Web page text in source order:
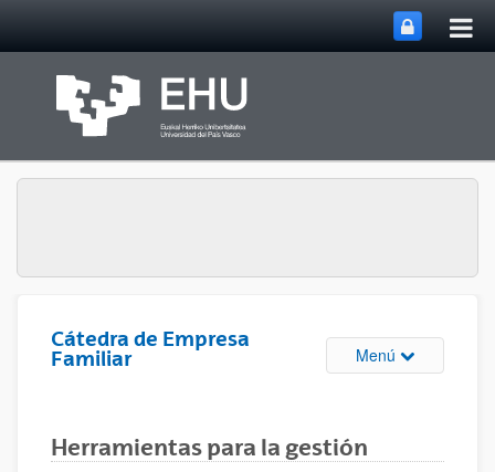
Cátedra de Empresa
Familiar
Menú Abrir/cerrar
Herramientas para la gestión